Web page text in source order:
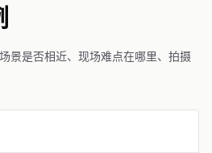
景是否相近、现场难点在哪里、拍摄